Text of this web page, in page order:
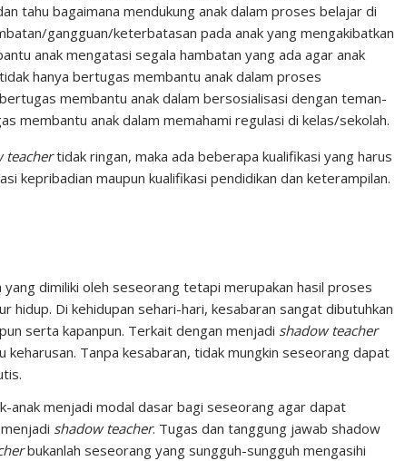
tahu bagaimana mendukung anak dalam proses belajar di
gangguan/keterbatasan pada anak yang mengakibatkan
anak mengatasi segala hambatan yang ada agar anak
hanya bertugas membantu anak dalam proses
membantu anak dalam bersosialisasi dengan teman-
membantu anak dalam memahami regulasi di kelas/sekolah.
teachertidak ringan, maka ada beberapa kualifikasi yang harus
kepribadian maupun kualifikasi pendidikan dan keterampilan.
yang dimiliki oleh seseorang tetapi merupakan hasil proses
hidup. Di kehidupan sehari-hari, kesabaran sangat dibutuhkan
serta kapanpun. Terkait dengan menjadi shadow teacher
keharusan. Tanpa kesabaran, tidak mungkin seseorang dapat
anak menjadi modal dasar bagi seseorang agar dapat
shadow teacher. Tugas dan tanggung jawab shadow
bukanlah seseorang yang sungguh-sungguh mengasihi